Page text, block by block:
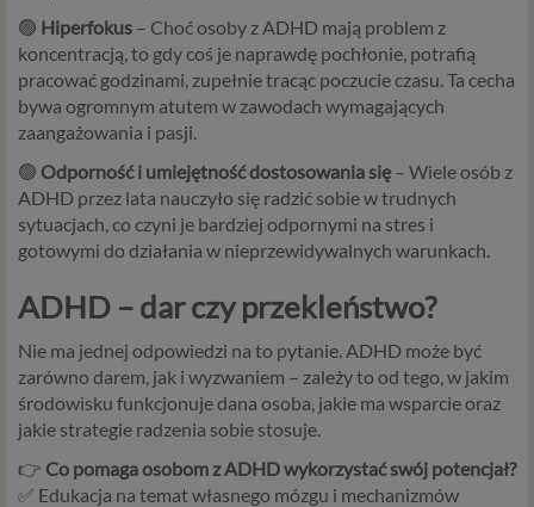
🟢 Hiperfokus – Choć osoby z ADHD mają problem z
koncentracją, to gdy coś je naprawdę pochłonie, potrafią
pracować godzinami, zupełnie tracąc poczucie czasu. Ta cecha
bywa ogromnym atutem w zawodach wymagających
zaangażowania i pasji.
🟢 Odporność i umiejętność dostosowania się– Wiele osób z
ADHD przez lata nauczyło się radzić sobie w trudnych
sytuacjach, co czyni je bardziej odpornymi na stres i
gotowymi do działania w nieprzewidywalnych warunkach.
ADHD – dar czy przekleństwo?
Nie ma jednej odpowiedzi na to pytanie. ADHD może być
zarówno darem, jak i wyzwaniem – zależy to od tego, w jakim
środowisku funkcjonuje dana osoba, jakie ma wsparcie oraz
jakie strategie radzenia sobie stosuje.
👉 Co pomaga osobom z ADHD wykorzystać swój potencjał?
✅ Edukacja na temat własnego mózgu i mechanizmów